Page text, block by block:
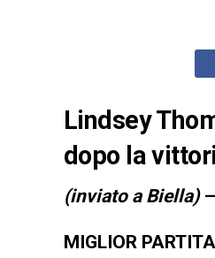
Lindsey
dopo la
(inviato a Biella)
MIGLIOR PARTITA